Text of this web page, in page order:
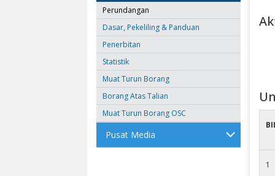
Perundangan
Dasar, Pekeliling & Panduan
Penerbitan
Statistik
Muat Turun Borang
Borang Atas Talian
Muat Turun Borang OSC
Pusat Media
1